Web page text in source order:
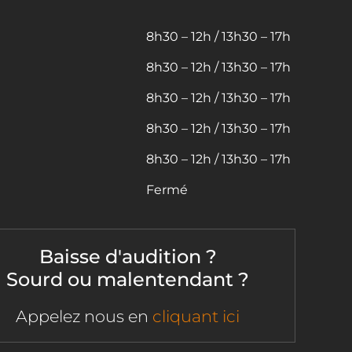
8h30 – 12h / 13h30 – 17h
8h30 – 12h / 13h30 – 17h
8h30 – 12h / 13h30 – 17h
8h30 – 12h / 13h30 – 17h
8h30 – 12h / 13h30 – 17h
Fermé
Baisse d'audition ?
Sourd ou malentendant ?
Appelez nous en cliquant ici